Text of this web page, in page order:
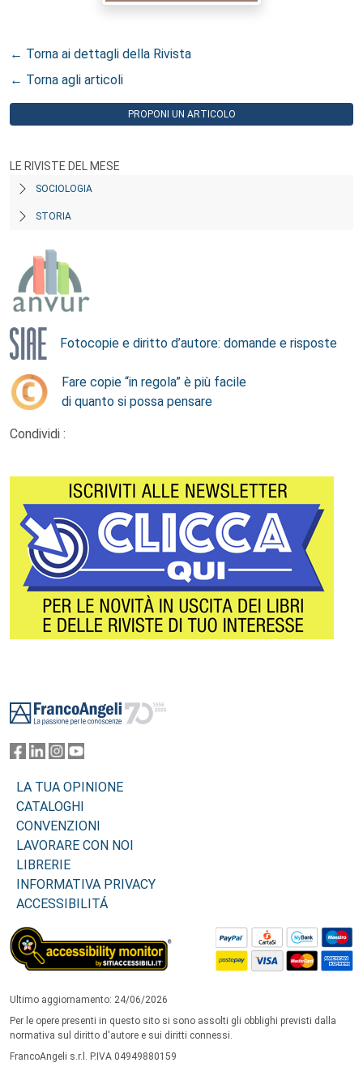
← Torna ai dettagli della Rivista
← Torna agli articoli
PROPONI UN ARTICOLO
LE RIVISTE DEL MESE
SOCIOLOGIA
STORIA
Fotocopie e diritto d’autore: domande e risposte
Fare copie “in regola” è più facile
di quanto si possa pensare
Condividi :
LA TUA OPINIONE
CATALOGHI
CONVENZIONI
LAVORARE CON NOI
LIBRERIE
INFORMATIVA PRIVACY
ACCESSIBILITÁ
Ultimo aggiornamento: 24/06/2026
Per le opere presenti in questo sito si sono assolti gli obblighi previsti dalla
normativa sul diritto d'autore e sui diritti connessi.
FrancoAngeli s.r.l. P.IVA 04949880159